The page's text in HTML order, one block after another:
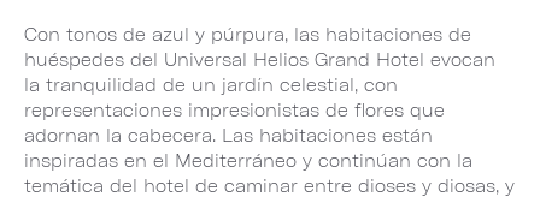
Con tonos de azul y púrpura, las habitaciones de
huéspedes del Universal Helios Grand Hotel evocan
la tranquilidad de un jardín celestial, con
representaciones impresionistas de flores que
adornan la cabecera. Las habitaciones están
inspiradas en el Mediterráneo y continúan con la
temática del hotel de caminar entre dioses y diosas, y